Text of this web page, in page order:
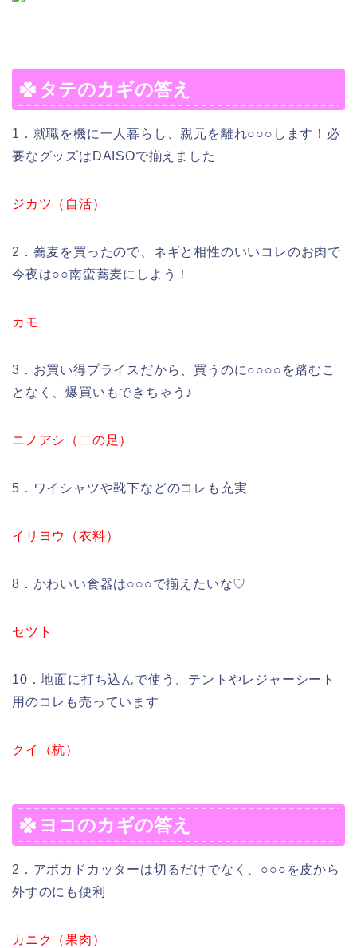
タテのカギの答え
1．就職を機に一人暮らし、親元を離れ○○○します！必
要なグッズはDAISOで揃えました
ジカツ（自活）
2．蕎麦を買ったので、ネギと相性のいいコレのお肉で
今夜は○○南蛮蕎麦にしよう！
カモ
3．お買い得プライスだから、買うのに○○○○を踏むこ
となく、爆買いもできちゃう♪
ニノアシ（二の足）
5．ワイシャツや靴下などのコレも充実
イリヨウ（衣料）
8．かわいい食器は○○○で揃えたいな♡
セツト
10．地面に打ち込んで使う、テントやレジャーシート
用のコレも売っています
クイ（杭）
ヨコのカギの答え
2．アボカドカッターは切るだけでなく、○○○を皮から
外すのにも便利
カニク（果肉）